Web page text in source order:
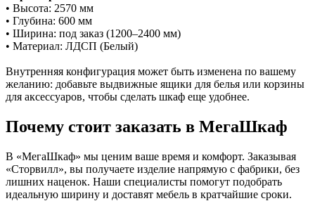
• Высота: 2570 мм
• Глубина: 600 мм
• Ширина: под заказ (1200–2400 мм)
• Материал: ЛДСП (Белый)
Внутренняя конфигурация может быть изменена по вашему
желанию: добавьте выдвижные ящики для белья или корзины
для аксессуаров, чтобы сделать шкаф еще удобнее.
Почему стоит заказать в МегаШкаф
В «МегаШкаф» мы ценим ваше время и комфорт. Заказывая
«Сторвилл», вы получаете изделие напрямую с фабрики, без
лишних наценок. Наши специалисты помогут подобрать
идеальную ширину и доставят мебель в кратчайшие сроки.